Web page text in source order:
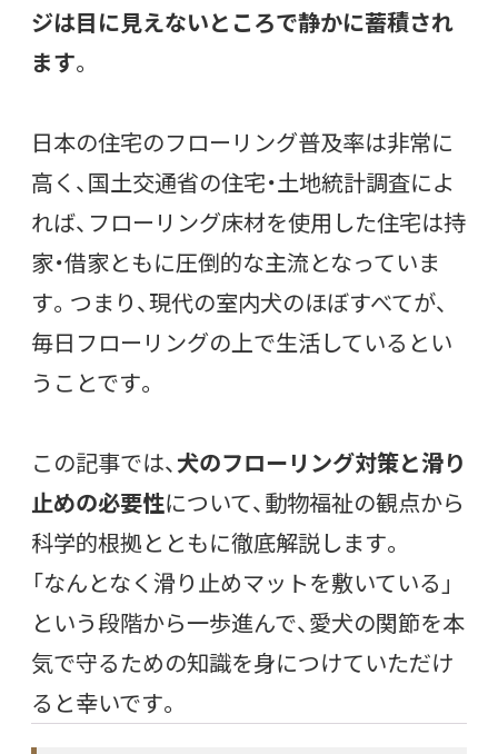
ジは目に見えないところで静かに蓄積され
ます。
日本の住宅のフローリング普及率は非常に
高く、国土交通省の住宅・土地統計調査によ
れば、フローリング床材を使用した住宅は持
家・借家ともに圧倒的な主流となっていま
す。つまり、現代の室内犬のほぼすべてが、
毎日フローリングの上で生活しているとい
うことです。
この記事では、犬のフローリング対策と滑り
止めの必要性について、動物福祉の観点から
科学的根拠とともに徹底解説します。
「なんとなく滑り止めマットを敷いている」
という段階から一歩進んで、愛犬の関節を本
気で守るための知識を身につけていただけ
ると幸いです。